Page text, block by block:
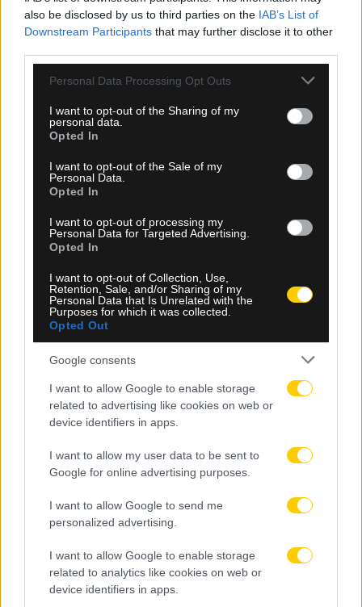
also be disclosed by us to third parties on the IAB’s List of
Downstream Participants that may further disclose it to other
Please note that this website/app uses one or more Google
not limited to your visit or usage behaviour. You may click to
grant or deny consent to Google and its third-party tags to
use your data for below specified purposes in below Google
consent section.
Personal Data Processing Opt Outs
I want to opt-out of the Sharing of my
personal data.
Opted In
I want to opt-out of the Sale of my
Personal Data.
Opted In
I want to opt-out of processing my
Personal Data for Targeted Advertising.
Opted In
I want to opt-out of Collection, Use,
Retention, Sale, and/or Sharing of my
Personal Data that Is Unrelated with the
Purposes for which it was collected.
Opted Out
Google consents
I want to allow Google to enable storage
related to advertising like cookies on web or
device identifiers in apps.
I want to allow my user data to be sent to
Google for online advertising purposes.
I want to allow Google to send me
personalized advertising.
I want to allow Google to enable storage
related to analytics like cookies on web or
device identifiers in apps.
Ροή Ειδήσεων
08.08.2026, 10:06
Λεβαδειακός: Επένδυση στο μέλλον με την
απόκτηση του Μοχάμεντ Ρασίντ Ντιαγέ